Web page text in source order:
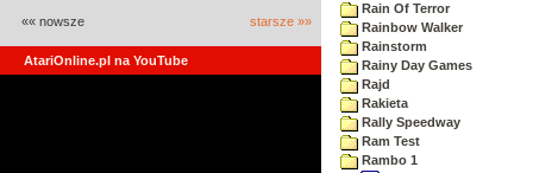
«« nowsze starsze »»
AtariOnline.pl na YouTube
Rain Of Terror
Rainbow Walker
Rainstorm
Rainy Day Games
Rajd
Rakieta
Rally Speedway
Ram Test
Rambo 1